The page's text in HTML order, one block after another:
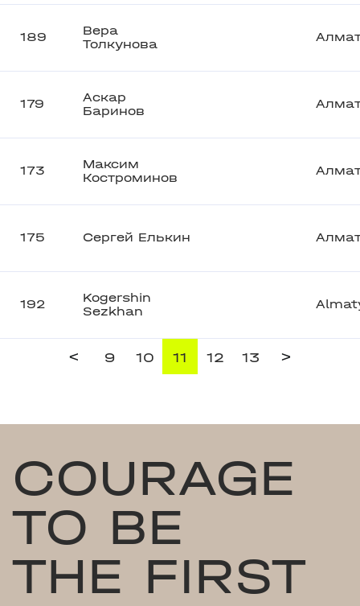
189
Вера
Толкунова
179
Аскар
Баринов
173
Максим
Костроминов
175 Сергей Елькин
192
Kogershin
Sezkhan
< 9 10 11 12 13 >
COURAGE
TO BE
THE FIRST